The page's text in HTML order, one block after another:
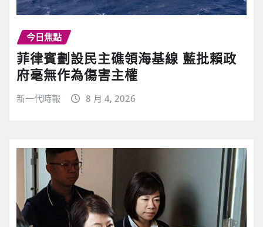
今日焦點
菲律賓劃設民主礁領海基線 藍批賴政
府毫無作為傷害主權
新一代時報 8 月 4, 2026